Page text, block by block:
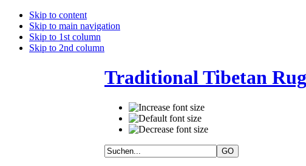
Skip to content
Skip to main navigation
Skip to 1st column
Skip to 2nd column
Traditional Tibetan